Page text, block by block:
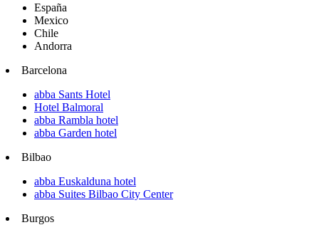
España
Mexico
Chile
Andorra
Barcelona
abba Sants Hotel
Hotel Balmoral
abba Rambla hotel
abba Garden hotel
Bilbao
abba Euskalduna hotel
abba Suites Bilbao City Center
Burgos